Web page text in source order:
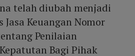
telah diubah menjadi
Keuangan Nomor
Penilaian
Bagi Pihak